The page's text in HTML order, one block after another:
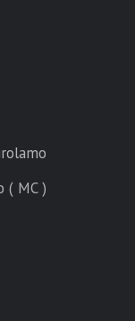
( MC )